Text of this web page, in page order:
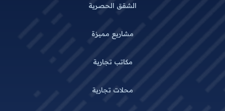
الشقق الحصرية
مشاريع مميزة
مكاتب تجارية
محلات تجارية